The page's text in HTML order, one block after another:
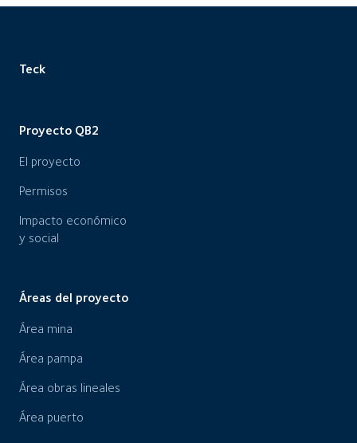
Teck
Proyecto QB2
El proyecto
Permisos
Impacto económico
y social
Áreas del proyecto
Área mina
Área pampa
Área obras lineales
Área puerto